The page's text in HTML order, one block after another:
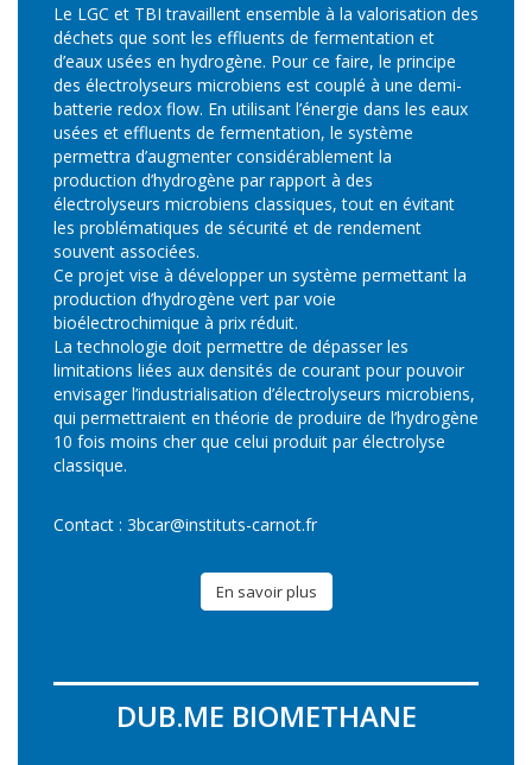
Le LGC et TBI travaillent ensemble à la valorisation des
déchets que sont les effluents de fermentation et
d’eaux usées en hydrogène. Pour ce faire, le principe
des électrolyseurs microbiens est couplé à une demi-
batterie redox flow. En utilisant l’énergie dans les eaux
usées et effluents de fermentation, le système
permettra d’augmenter considérablement la
production d’hydrogène par rapport à des
électrolyseurs microbiens classiques, tout en évitant
les problématiques de sécurité et de rendement
souvent associées.
Ce projet vise à développer un système permettant la
production d’hydrogène vert par voie
bioélectrochimique à prix réduit.
La technologie doit permettre de dépasser les
limitations liées aux densités de courant pour pouvoir
envisager l’industrialisation d’électrolyseurs microbiens,
qui permettraient en théorie de produire de l’hydrogène
10 fois moins cher que celui produit par électrolyse
classique.
Contact : 3bcar@instituts-carnot.fr
En savoir plus
DUB.ME BIOMETHANE